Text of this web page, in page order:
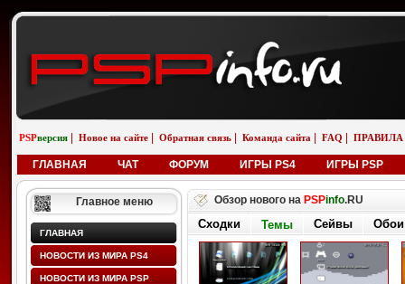
PSPверсия Новое на сайте Обратная связь Команда сайта FAQ ПРАВИЛА
ГЛАВНАЯ ЧАТ ФОРУМ ИГРЫ PS4 ИГРЫ PSP
Главное меню
ГЛАВНАЯ
НОВОСТИ ИЗ МИРА PS4
НОВОСТИ ИЗ МИРА PSP
Обзор нового на PSPinfo.RU
Сходки Темы Сейвы Обои